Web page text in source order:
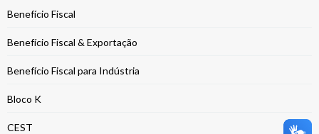
Benefício Fiscal
Benefício Fiscal & Exportação
Benefício Fiscal para Indústria
Bloco K
CEST